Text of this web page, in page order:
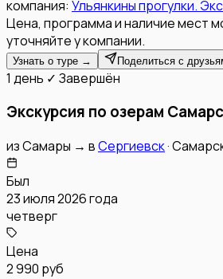
компания: Ульянкины прогулки.
Цена, программа и наличие мест
уточняйте у компании.
Узнать о туре → Поделиться с
1 день ✓ Завершён
Экскурсия по озерам
изСамары → вСергиевск·
Был
23 июля 2026 года
четверг
Цена
2 990 руб